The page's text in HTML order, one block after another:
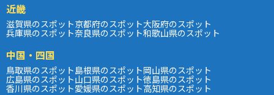
近畿
滋賀県のスポット京都府のスポット大阪府のスポット
兵庫県のスポット奈良県のスポット和歌山県のスポット
中国・四国
鳥取県のスポット島根県のスポット岡山県のスポット
広島県のスポット山口県のスポット徳島県のスポット
香川県のスポット愛媛県のスポット高知県のスポット